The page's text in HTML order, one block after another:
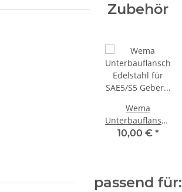
21347350/323107
Zubehör
Wema
Unterbauflansch
Edelstahl für
10,00 € *
passend für: